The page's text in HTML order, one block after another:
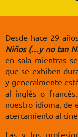
Desde hace 29
Niños (…y no tan
en sala mientras
que se exhiben
y generalmente
al inglés o
nuestro idioma, de
acercamiento al
Las y los